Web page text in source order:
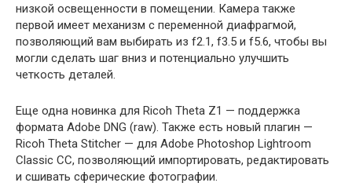
низкой освещенности в помещении. Камера также
первой имеет механизм с переменной диафрагмой,
позволяющий вам выбирать из f2.1, f3.5 и f5.6, чтобы вы
могли сделать шаг вниз и потенциально улучшить
четкость деталей.
Еще одна новинка для Ricoh Theta Z1 — поддержка
формата Adobe DNG (raw). Также есть новый плагин —
Ricoh Theta Stitcher — для Adobe Photoshop Lightroom
Classic CC, позволяющий импортировать, редактировать
и сшивать сферические фотографии.